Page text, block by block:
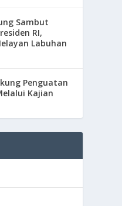
Sambut
RI,
Labuhan
Penguatan
Kajian